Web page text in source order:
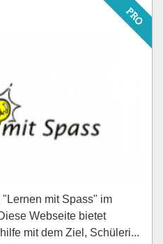
PRO
mit Spass" im
Webseite bietet
mit dem Ziel, Schüleri...